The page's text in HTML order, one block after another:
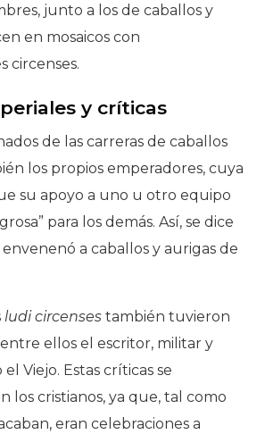
junto a los de caballos y
en mosaicos con
circenses.
y críticas
de las carreras de caballos
los propios emperadores, cuya
su apoyo a uno u otro equipo
para los demás. Así, se dice
a caballos y aurigas de
ludi circenses también tuvieron
ellos el escritor, militar y
Viejo. Estas críticas se
los cristianos, ya que, tal como
eran celebraciones a